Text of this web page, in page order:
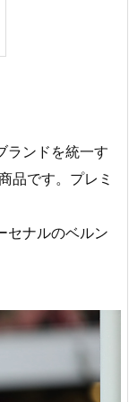
ランドを統一す
品です。プレミ
セナルのベルン